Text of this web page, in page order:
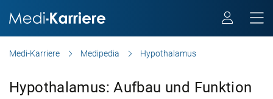
Medi-Karriere Medipedia Hypothalamus
Hypothalamus: Aufbau und Funktion